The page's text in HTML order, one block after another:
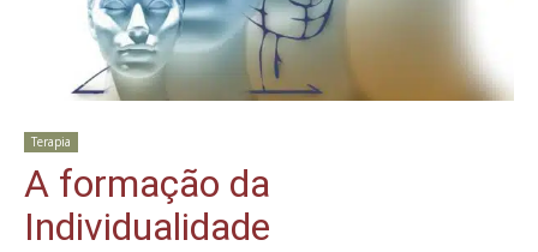
Terapia
A formação da
Individualidade